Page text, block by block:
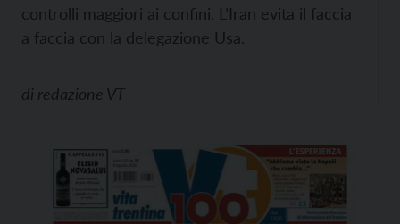
controlli maggiori ai confini. L’Iran evita il faccia
a faccia con la delegazione Usa.
di redazione VT